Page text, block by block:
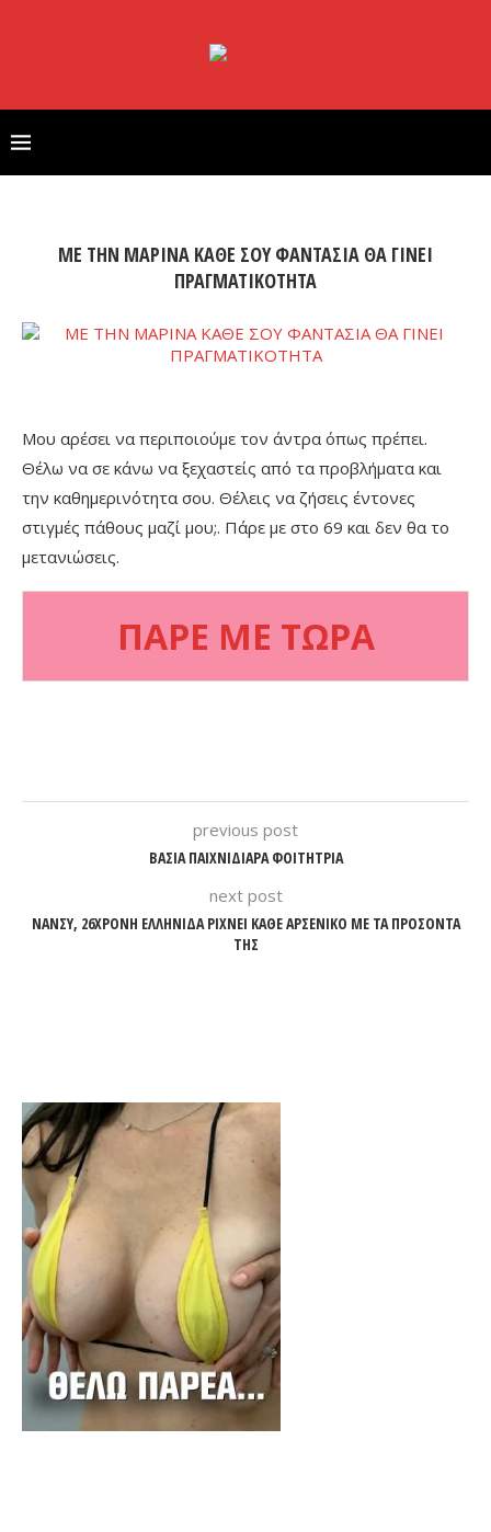
ΜΕ ΤΗΝ ΜΑΡΙΝΑ ΚΑΘΕ ΣΟΥ ΦΑΝΤΑΣΙΑ ΘΑ ΓΙΝΕΙ
ΠΡΑΓΜΑΤΙΚΟΤΗΤΑ
Μου αρέσει να περιποιούμε τον άντρα όπως πρέπει.
Θέλω να σε κάνω να ξεχαστείς από τα προβλήματα και
την καθημερινότητα σου. Θέλεις να ζήσεις έντονες
στιγμές πάθους μαζί μου;. Πάρε με στο 69 και δεν θα το
μετανιώσεις.
ΠΑΡΕ ΜΕ ΤΩΡΑ
previous post
ΒΑΣΙΑ ΠΑΙΧΝΙΔΙΑΡΑ ΦΟΙΤΗΤΡΙΑ
next post
ΝΑΝΣΥ, 26ΧΡΟΝΗ ΕΛΛΗΝΙΔΑ ΡΙΧΝΕΙ ΚΑΘΕ ΑΡΣΕΝΙΚΟ ΜΕ ΤΑ ΠΡΟΣΟΝΤΑ
ΤΗΣ